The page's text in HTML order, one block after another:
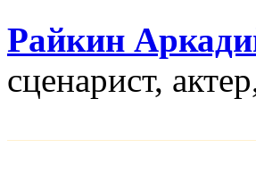
Райкин
сценарист,